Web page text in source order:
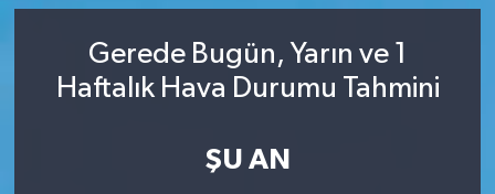
Gerede Bugün, Yarın ve 1
Haftalık Hava Durumu Tahmini
ŞU AN
Süper Lig Puan Durumu ve Fikstür
Son Dakika Haberleri